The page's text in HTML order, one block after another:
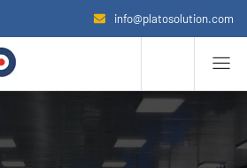
info@platosolution.com